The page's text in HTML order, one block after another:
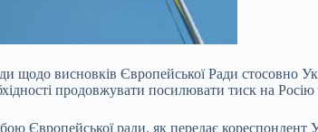
щодо висновків Європейської Ради стосовно
продовжувати посилювати тиск на Росію
Європейської ради, як передає кореспондент